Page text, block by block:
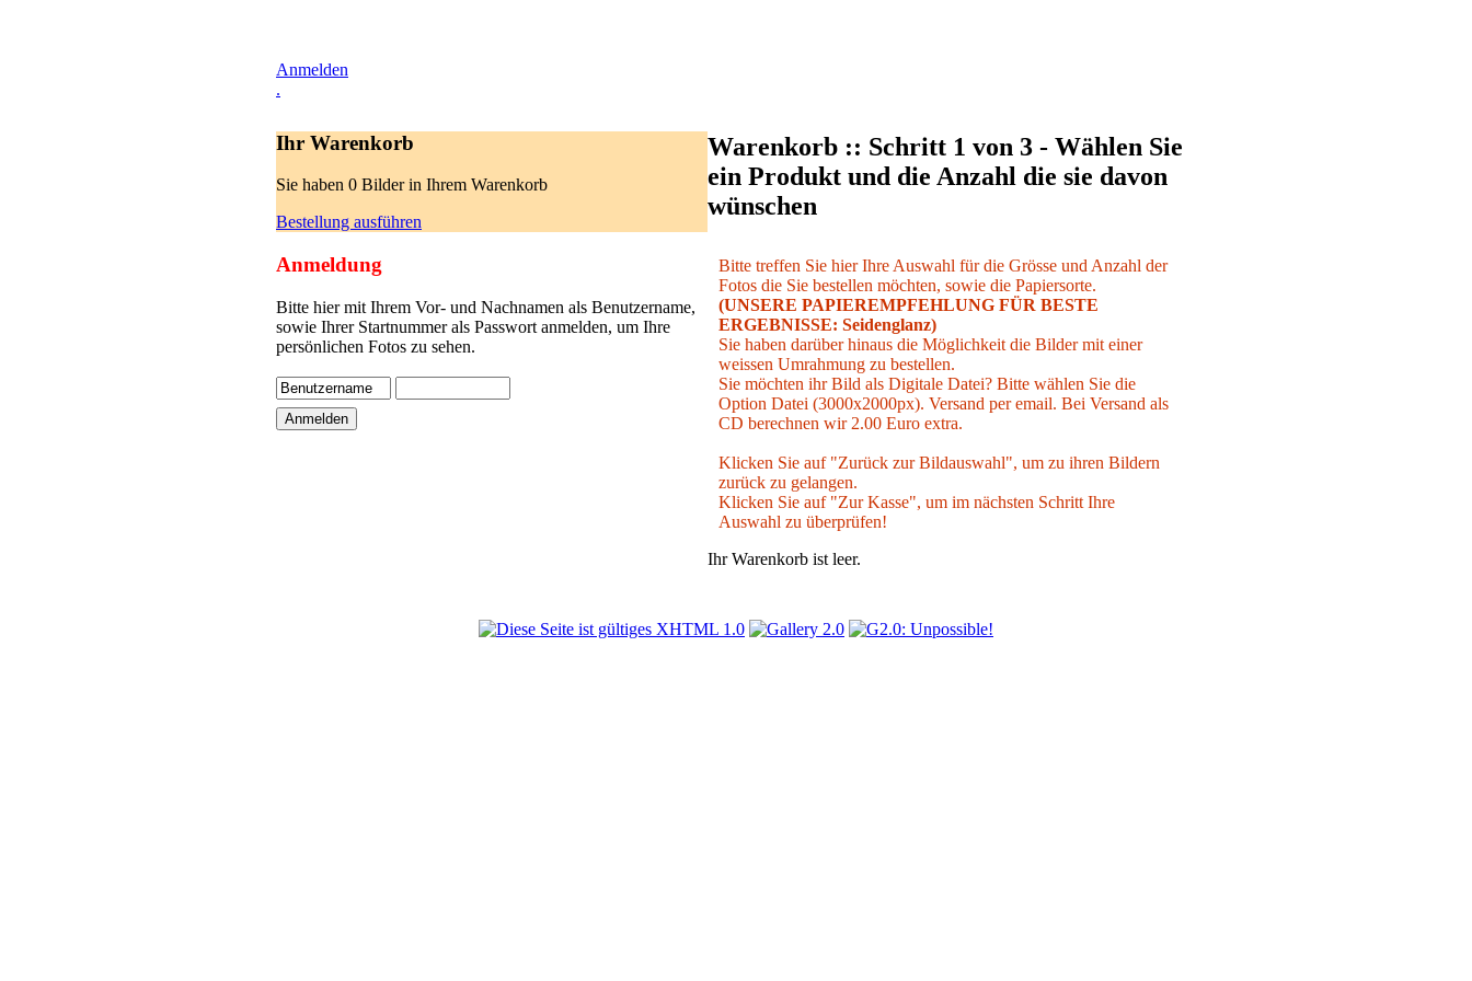
Anmelden
.
Ihr Warenkorb
Sie haben 0 Bilder in Ihrem Warenkorb
Bestellung ausführen
Anmeldung
Bitte hier mit Ihrem Vor- und Nachnamen als Benutzername,
sowie Ihrer Startnummer als Passwort anmelden, um Ihre
persönlichen Fotos zu sehen.
Warenkorb :: Schritt 1 von 3 - Wählen Sie
ein Produkt und die Anzahl die sie davon
wünschen
Bitte treffen Sie hier Ihre Auswahl für die Grösse und Anzahl der
Fotos die Sie bestellen möchten, sowie die Papiersorte.
(UNSERE PAPIEREMPFEHLUNG FÜR BESTE
ERGEBNISSE: Seidenglanz)
Sie haben darüber hinaus die Möglichkeit die Bilder mit einer
weissen Umrahmung zu bestellen.
Sie möchten ihr Bild als Digitale Datei? Bitte wählen Sie die
Option Datei (3000x2000px). Versand per email. Bei Versand als
CD berechnen wir 2.00 Euro extra.
Klicken Sie auf "Zurück zur Bildauswahl", um zu ihren Bildern
zurück zu gelangen.
Klicken Sie auf "Zur Kasse", um im nächsten Schritt Ihre
Auswahl zu überprüfen!
Ihr Warenkorb ist leer.